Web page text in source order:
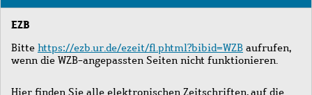
Journals
EZB
Bitte https://ezb.ur.de/ezeit/fl.phtml?bibid=WZB aufrufen,
wenn die WZB-angepassten Seiten nicht funktionieren.
Hier finden Sie alle elektronischen Zeitschriften, auf die